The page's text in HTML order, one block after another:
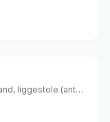
afstand til stranden ca. 140 meter (sandstrand, liggestole (antal: 20) (gratis) , parasol (gratis) ), Grækenland